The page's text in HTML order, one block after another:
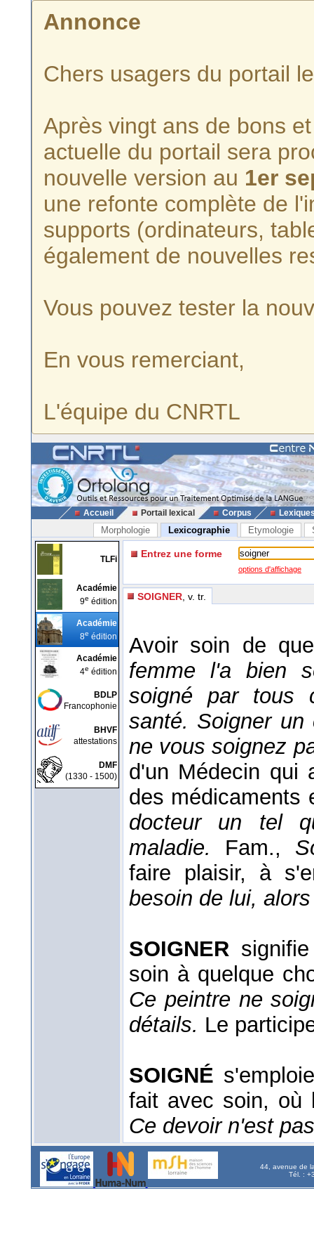
Annonce
Chers usagers du portail
Après vingt ans de bons
actuelle du portail sera
nouvelle version au 1er
une refonte complète de
supports (ordinateurs,
également de nouvelles
Vous pouvez tester la
En vous remerciant,
L'équipe du CNRTL
Accueil Portail lexical Corpus
Morphologie Lexicographie Etymologie
TLFi
Académie
9e édition
Académie
8e édition
Académie
4e édition
BDLP
Francophonie
BHVF
attestations
DMF
(1330 - 1500)
Entrez une forme
options d'affichage
SOIGNER , v. tr.
Avoir soin de
femme l'a bien
soigné par tous
santé. Soigner un
ne vous soignez
d'un Médecin qui
des médicaments
docteur un tel
maladie. Fam.,
faire plaisir, à
besoin de lui,
SOIGNER
soin à quelque
Ce peintre ne
détails. Le
SOIGNÉ
fait avec soin,
Ce devoir n'est
44, avenue de
Tél. :